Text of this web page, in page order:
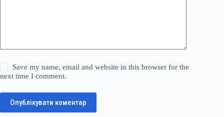
Save my name, email and website in this browser for the
next time I comment.
Опублікувати коментар